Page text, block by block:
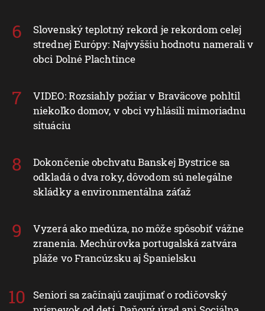
Slovenský teplotný rekord je rekordom celej
strednej Európy: Najvyššiu hodnotu namerali v
obci Dolné Plachtince
VIDEO: Rozsiahly požiar v Braväcove pohltil
niekoľko domov, v obci vyhlásili mimoriadnu
situáciu
Dokončenie obchvatu Banskej Bystrice sa
odkladá o dva roky, dôvodom sú nelegálne
skládky a environmentálna záťaž
Vyzerá ako medúza, no môže spôsobiť vážne
zranenia. Mechúrovka portugalská zatvára
pláže vo Francúzsku aj Španielsku
Seniori sa začínajú zaujímať o rodičovský